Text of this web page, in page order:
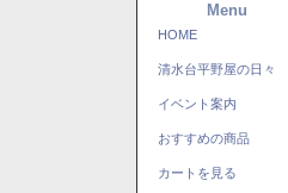
Menu
HOME
清水台平野屋の日々
イベント案内
おすすめの商品
カートを見る